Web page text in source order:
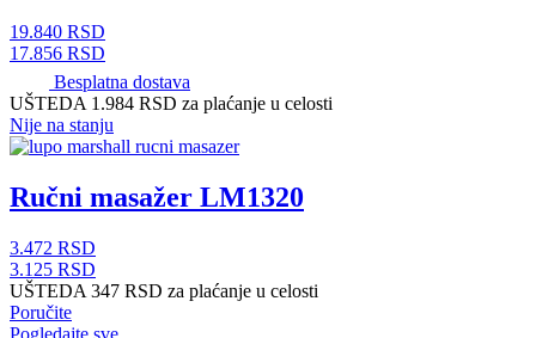
19.840 RSD
17.856 RSD
Besplatna dostava
UŠTEDA 1.984 RSD za plaćanje u celosti
Nije na stanju
Ručni masažer LM1320
3.472 RSD
3.125 RSD
UŠTEDA 347 RSD za plaćanje u celosti
Poručite
Pogledajte sve